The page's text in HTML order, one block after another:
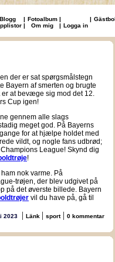
Blogg | Fotoalbum | |
| Om mig | Logga in
der er sat spørgsmålstegn
af smerten og brugte
at bevæge sig mod det 12.
Cup igen!
gennem alle slags
meget god. På Bayerns
for at hjælpe holdet med
vildt, og nogle fans udbrød;
League! Skynd dig
!
nok varme. På
trøjen, der blev udgivet på
på det øverste billede. Bayern
vil du have på, gå til
2023 | Länk | sport| 0 kommentar